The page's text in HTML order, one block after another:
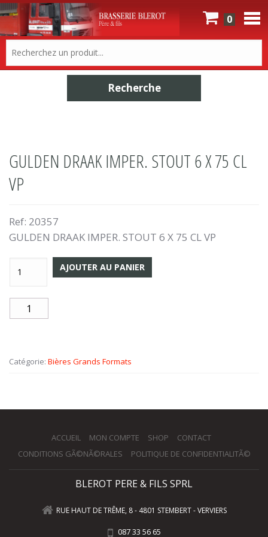
0
GULDEN DRAAK IMPER. STOUT 6 X 75 CL
VP
Ref: 20357
GULDEN DRAAK IMPER. STOUT 6 X 75 CL VP
AJOUTER AU PANIER
Catégorie: Bières Grands Formats
ACCUEIL MON COMPTE SHOP
CONTACT
CONDITIONS GÃ©NÃ©RALES
POLITIQUE DE CONFIDENTIALITÃ©
BLEROT PERE & FILS SPRL
RUE HAUT DE TRÊME, 8 - 4801 STEMBERT - VERVIERS
087 33 56 65